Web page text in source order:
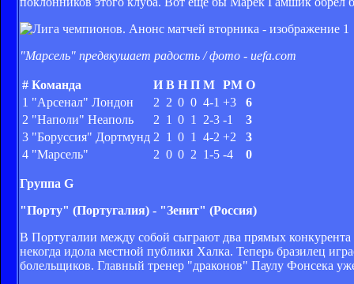
"Марсель" предвкушает радость / фото - uefa.com
# Команда И В Н П М РМ О
1 "Арсенал" Лондон 2 2 0 0 4-1 +3
6
2 "Наполи" Неаполь 2 1 0 1 2-3 -1
3
3 "Боруссия" Дортмунд 2 1 0 1 4-2 +2
3
4 "Марсель" 2 0 0 2 1-5 -4 0
Группа G
"Порту" (Португалия) - "Зенит" (Россия)
В Португалии между собой сыграют два прямых
некогда идола местной публики Халка. Теперь бразилец
болельщиков. Главный тренер "драконов" Паулу Фонсека